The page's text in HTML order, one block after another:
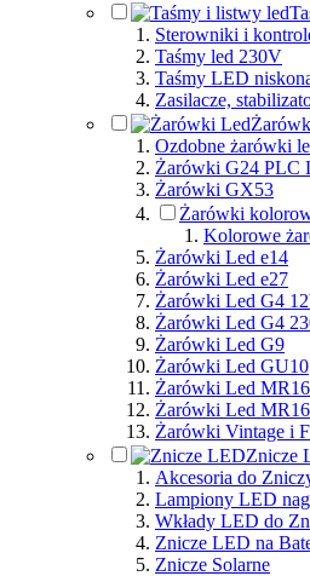
Sterowniki i
Taśmy led 230V
Taśmy LED
Zasilacze,
Ozdobne żarówki
Żarówki G24 PLC
Żarówki GX53
Żarówki
Kolorowe
Żarówki Led e14
Żarówki Led e27
Żarówki Led G4
Żarówki Led G4
Żarówki Led G9
Żarówki Led GU10
Żarówki Led
Żarówki Led
Żarówki Vintage i
Znicze
Akcesoria do
Lampiony LED
Wkłady LED do
Znicze LED na
Znicze Solarne